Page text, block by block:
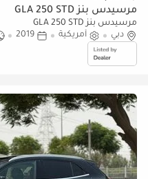
مرسيدس بنز GLA 250 STD
مرسيدس بنز GLA 250 STD
دبي
أمريكية 2019